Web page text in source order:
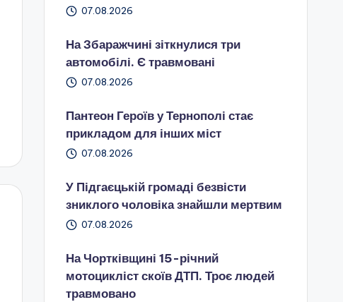
07.08.2026
На Збаражчині зіткнулися три
автомобілі. Є травмовані
07.08.2026
Пантеон Героїв у Тернополі стає
прикладом для інших міст
07.08.2026
У Підгаєцькій громаді безвісти
зниклого чоловіка знайшли мертвим
07.08.2026
На Чортківщині 15-річний
мотоцикліст скоїв ДТП. Троє людей
травмовано